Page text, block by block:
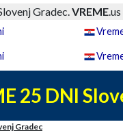
Gradec.VREME.us
25 DNI
Gradec